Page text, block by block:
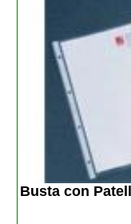
Busta con